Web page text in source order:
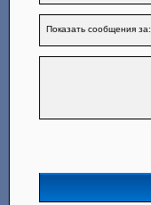
Показать сообщения за: